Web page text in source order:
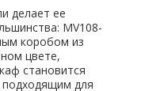
делает ее
MV108-
коробом из
цвете,
становится
для